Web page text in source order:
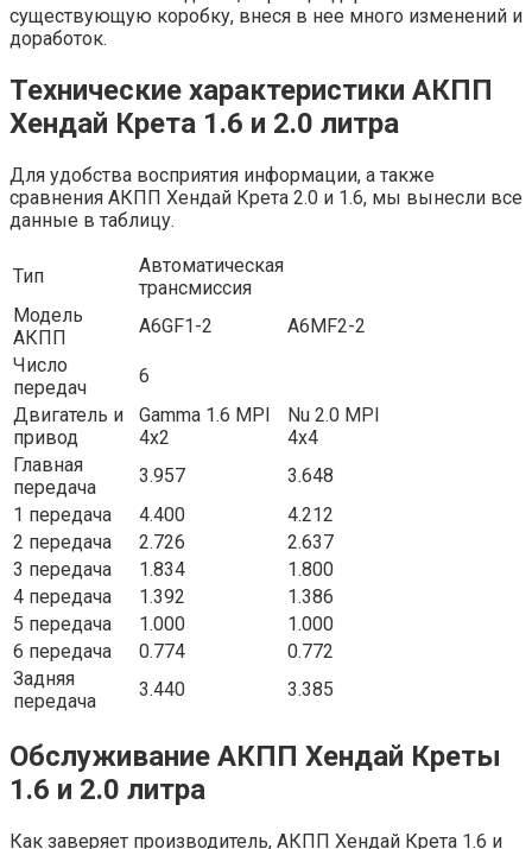
существующую коробку, внеся в нее много изменений и
доработок.
Технические характеристики АКПП
Хендай Крета 1.6 и 2.0 литра
Для удобства восприятия информации, а также
сравнения АКПП Хендай Крета 2.0 и 1.6, мы вынесли все
данные в таблицу.
Тип
Автоматическая
трансмиссия
Модель
АКПП
A6GF1-2
A6MF2-2
Число
передач
6
Двигатель и
привод
Gamma 1.6 MPI
4х2
Nu 2.0 MPI
4х4
Главная
передача
3.957
3.648
1 передача
4.400
4.212
2 передача
2.726
2.637
3 передача
1.834
1.800
4 передача
1.392
1.386
5 передача
1.000
1.000
6 передача
0.774
0.772
Задняя
передача
3.440 3.385
Обслуживание АКПП Хендай Креты
1.6 и 2.0 литра
Как заверяет производитель, АКПП Хендай Крета 1.6 и